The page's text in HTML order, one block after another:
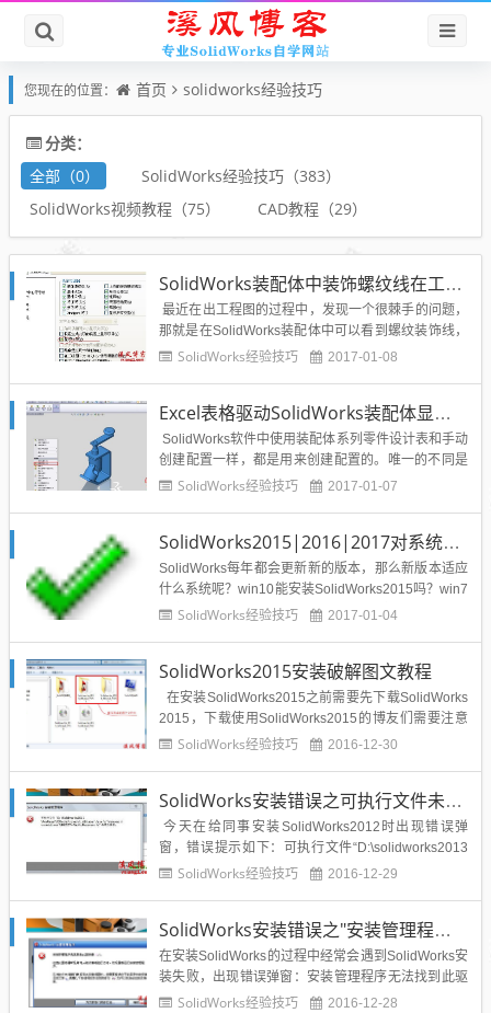
您现在的位置： 首页 solidworks经验技巧
分类：
全部（0）
SolidWorks经验技巧（383）
SolidWorks视频教程（75）
CAD教程（29）
SolidWorks装配体中装饰螺纹线在工程图为何不显示？
最近在出工程图的过程中，发现一个很棘手的问题，
那就是在SolidWorks装配体中可以看到螺纹装饰线，
但是在SolidWorks装配体转工程图的时候，工程图当
Works装配体中的装饰螺纹线到...
SolidWorks经验技巧 2017-01-08
Excel表格驱动SolidWorks装配体显示状态
SolidWorks软件中使用装配体系列零件设计表和手动
创建配置一样，都是用来创建配置的。唯一的不同是
装配体系列零件设计表是通过Excel工作表来跟踪和控
造配置来显示装配体的不同零件的显示状态。一...
SolidWorks经验技巧 2017-01-07
SolidWorks2015|2016|2017对系统环境的要求是什么？
SolidWorks每年都会更新新的版本，那么新版本适应
什么系统呢？win10能安装SolidWorks2015吗？win7
能安装SolidWorks2016吗？xp系统能安装SolidWork
保...
SolidWorks经验技巧 2017-01-04
SolidWorks2015安装破解图文教程
在安装SolidWorks2015之前需要先下载SolidWorks
2015，下载使用SolidWorks2015的博友们需要注意
了：SolidWorks是一款专业的机械产品设计软件，他
SolidWorks经验技巧 2016-12-30
SolidWorks安装错误之可执行文件未成功安装如何解决？
今天在给同事安装SolidWorks2012时出现错误弹
窗，错误提示如下：可执行文件“D:\solidworks2013
\PreReqs\VCRedist\vcredist_x86.exe"/q:a/c:"misexe
SolidWorks经验技巧 2016-12-29
SolidWorks安装错误之"安装管理程序无法找到此驱动器:L:\"解决办法
在安装SolidWorks的过程中经常会遇到SolidWorks安
装失败，出现错误弹窗：安装管理程序无法找到此驱
动器:L:\ 的情况，SolidWorks安装错误弹窗如下图所
SolidWorks经验技巧 2016-12-28